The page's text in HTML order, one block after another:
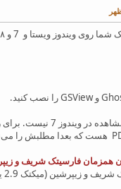
ی ۳۲ بیتی یا ۶۴ بیتی نصب نمی‌شود، می‌توانید از لینک «
فارسیتک کار نکرد باید مراحل زیر را انجام دهید: